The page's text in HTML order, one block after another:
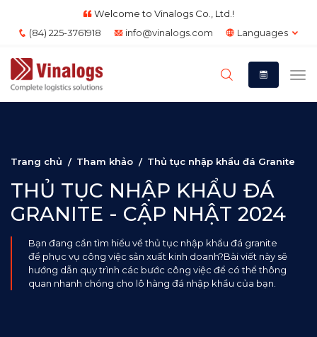
Welcome to Vinalogs Co., Ltd.!
(84) 225-3761918
info@vinalogs.com Languages
Trang chủ Tham khảo Thủ tục nhập khẩu đá Granite
THỦ TỤC NHẬP KHẨU ĐÁ
GRANITE - CẬP NHẬT 2024
Bạn đang cần tìm hiểu về thủ tục nhập khẩu đá granite
để phục vụ công việc sản xuất kinh doanh?Bài viết này sẽ
hướng dẫn quy trình các bước công việc để có thể thông
quan nhanh chóng cho lô hàng đá nhập khẩu của bạn.